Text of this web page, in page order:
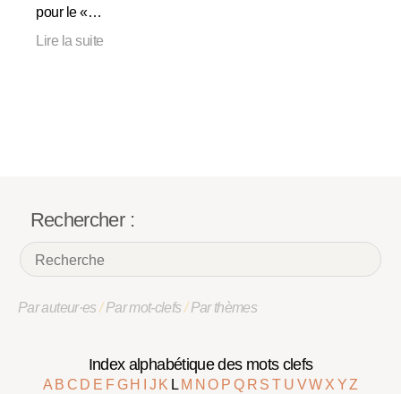
pour le «…
Lire la suite
Rechercher :
Par auteur·es/Par mot-clefs/Par thèmes
Index alphabétique des mots clefs
A B C D E F G H J K L M NO P Q R ST U VW X YZ